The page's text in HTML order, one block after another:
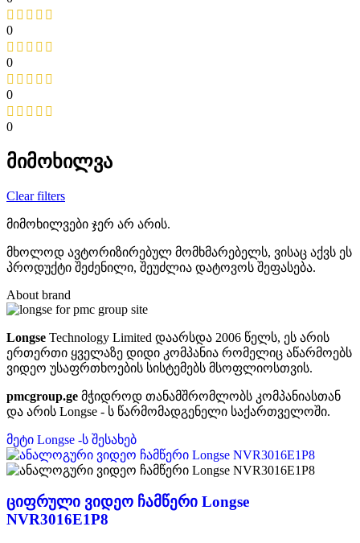
0
0
0
0
მიმოხილვა
Clear filters
მიმოხილვები ჯერ არ არის.
მხოლოდ ავტორიზირებულ მომხმარებელს, ვისაც აქვს ეს
პროდუქტი შეძენილი, შეუძლია დატოვოს შეფასება.
About brand
Longse Technology Limited დაარსდა 2006 წელს, ეს არის
ერთერთი ყველაზე დიდი კომპანია რომელიც აწარმოებს
ვიდეო უსაფრთხოების სისტემებს მსოფლიოსთვის.
pmcgroup.ge მჭიდროდ თანამშრომლობს კომპანიასთან
და არის Longse - ს წარმომადგენელი საქართველოში.
მეტი Longse -ს შესახებ
ციფრული ვიდეო ჩამწერი Longse
NVR3016E1P8